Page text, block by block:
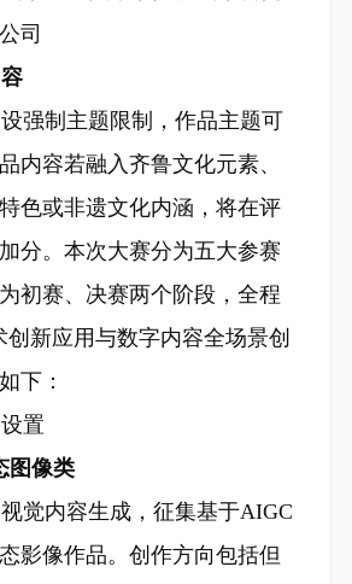
司
强制主题限制，作品主题可
内容若融入齐鲁文化元素、
色或非遗文化内涵，将在评
分。本次大赛分为五大参赛
初赛、决赛两个阶段，全程
新应用与数字内容全场景创
下：
置
像类
觉内容生成，征集基于AIGC
影像作品。创作方向包括但